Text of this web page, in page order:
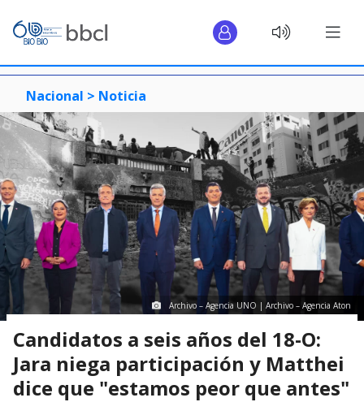
Nacional > Noticia
Archivo – Agencia UNO | Archivo – Agencia Aton
Candidatos a seis años del 18-O:
Jara niega participación y Matthei
dice que "estamos peor que antes"